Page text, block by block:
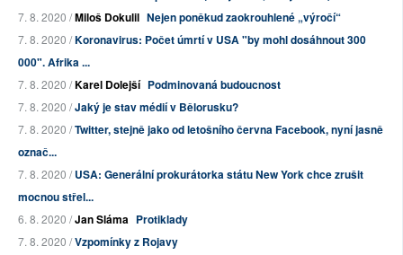
7. 8. 2020 /Miloš Dokulil Nejen poněkud zaokrouhlené „výročí“
7. 8. 2020 /Koronavirus: Počet úmrtí v USA "by mohl dosáhnout 300
000". Afrika ...
7. 8. 2020 /Karel Dolejší Podminovaná budoucnost
7. 8. 2020 /Jaký je stav médií v Bělorusku?
7. 8. 2020 /Twitter, stejně jako od letošního června Facebook, nyní jasně
označ...
7. 8. 2020 /USA: Generální prokurátorka státu New York chce zrušit
mocnou střel...
6. 8. 2020 /Jan Sláma Protiklady
7. 8. 2020 /Vzpomínky z Rojavy